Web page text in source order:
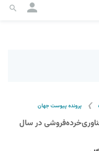
❯ پرونده پیوست جهان
در سال